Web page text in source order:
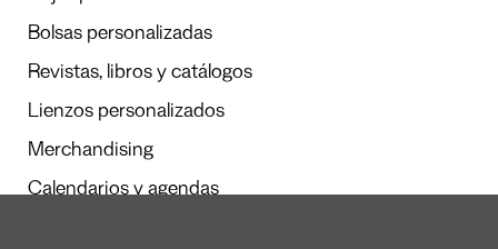
Bolsas personalizadas
Revistas, libros y catálogos
Lienzos personalizados
Merchandising
Calendarios y agendas